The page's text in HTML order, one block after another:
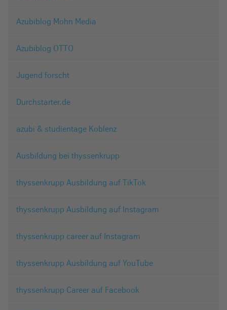
Azubiblog Mohn Media
Azubiblog OTTO
Jugend forscht
Durchstarter.de
azubi & studientage Koblenz
Ausbildung bei thyssenkrupp
thyssenkrupp Ausbildung auf TikTok
thyssenkrupp Ausbildung auf Instagram
thyssenkrupp career auf Instagram
thyssenkrupp Ausbildung auf YouTube
thyssenkrupp Career auf Facebook